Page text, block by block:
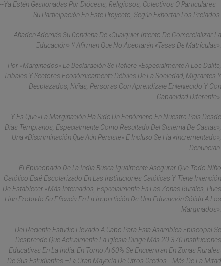
--Ya Estén Gestionadas Por Diócesis, Religiosos, Colectivos O Particulares—
Su Participación En Este Proyecto, Según Exhortan Los Prelados.
Añaden Además Su Condena De «cualquier Intento De Comercializar La
Educación» Y Afirman Que No Aceptarán «tasas De Matrículas».
Por «marginados» La Declaración Se Refiere «especialmente A Los Dalits,
Tribales Y Sectores Económicamente Débiles De La Sociedad, Migrantes Y
Desplazados, Niñas, Personas Con Aprendizaje Enlentecido Y Con
Capacidad Diferente».
Y Es Que «la Marginación Ha Sido Un Fenómeno En Nuestro País Desde
Días Tempranos, Especialmente Como Resultado Del Sistema De Castas»,
Una «discriminación Que Aún Persiste» E Incluso Se Ha «incrementado»,
Denuncian.
El Episcopado De La India Busca Igualmente Asegurar Que Todo Niño
Católico Esté Escolarizado En Las Instituciones Católicas Y Tiene Intención
De Establecer «más Internados, Especialmente En Las Zonas Rurales, Pues
Han Probado Su Eficacia En La Impartición De Una Educación Sólida A Los
Marginados».
Del Reciente Estudio Llevado A Cabo Para Esta Asamblea Episcopal Se
Desprende Que Actualmente La Iglesia Dirige Más 20.370 Instituciones
Educativas En La India. En Torno Al 60% Se Encuentran En Zonas Rurales;
De Sus Estudiantes –la Gran Mayoría De Otros Credos-- Más De La Mitad